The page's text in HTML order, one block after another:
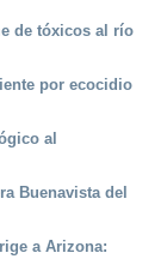
de tóxicos al río
por ecocidio
al
Buenavista del
a Arizona: